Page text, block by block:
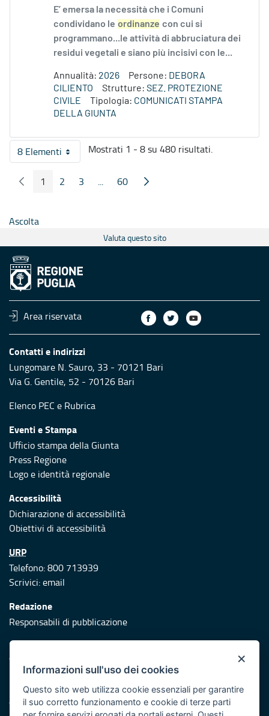
E’ emersa la necessità che i Comuni
condividano le ordinanze con cui si
programmano...le attività di abbruciatura dei
residui vegetali e siano più incisivi con le...
Annualità: 2026 Persone: DEBORA
CILIENTO
Strutture: SEZ. PROTEZIONE
CIVILE
Tipologia: COMUNICATI STAMPA
DELLA GIUNTA
8 ElementiPer pagina
Mostrati 1 - 8 su 480 risultati.
Pagina Precedente
Pagina
1 Pagina
2 Pagina
3 ...
Pagine intermedie
Pagina
60 Pagina Seguente
Ascolta
Valuta questo sito
Area riservata
Contatti e indirizzi
Lungomare N. Sauro, 33 - 70121 Bari
Via G. Gentile, 52 - 70126 Bari
Elenco PEC e Rubrica
Eventi e Stampa
Ufficio stampa della Giunta
Press Regione
Logo e identità regionale
Accessibilità
Dichiarazione di accessibilità
Obiettivi di accessibilità
URP
Telefono: 800 713939
Scrivici:email
Redazione
Responsabili di pubblicazione
Protezione civile
Vai al sito di Protezione Civile Puglia
Iniziativa finanziata con risorse del POR Puglia 2014/2020 -
Asse XI
×
Informazioni sull'uso dei cookies
Questo sito web utilizza cookie essenziali per garantire
il suo corretto funzionamento e cookie di terze parti